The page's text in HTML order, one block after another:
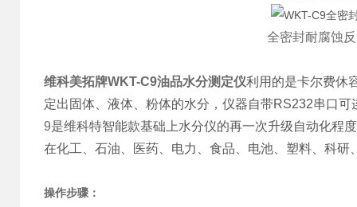
全密封耐腐蚀
维科美拓牌WKT-C9油品水分测定仪利用的是卡尔费休
定出固体、液体、粉体的水分，仪器自带RS232串口
9是维科特智能款基础上水分仪的再一次升级自动化程
在化工、石油、医药、电力、食品、电池、塑料、科研
操作步骤：